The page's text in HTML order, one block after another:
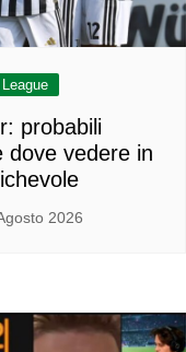
probabili
dove vedere in
2026